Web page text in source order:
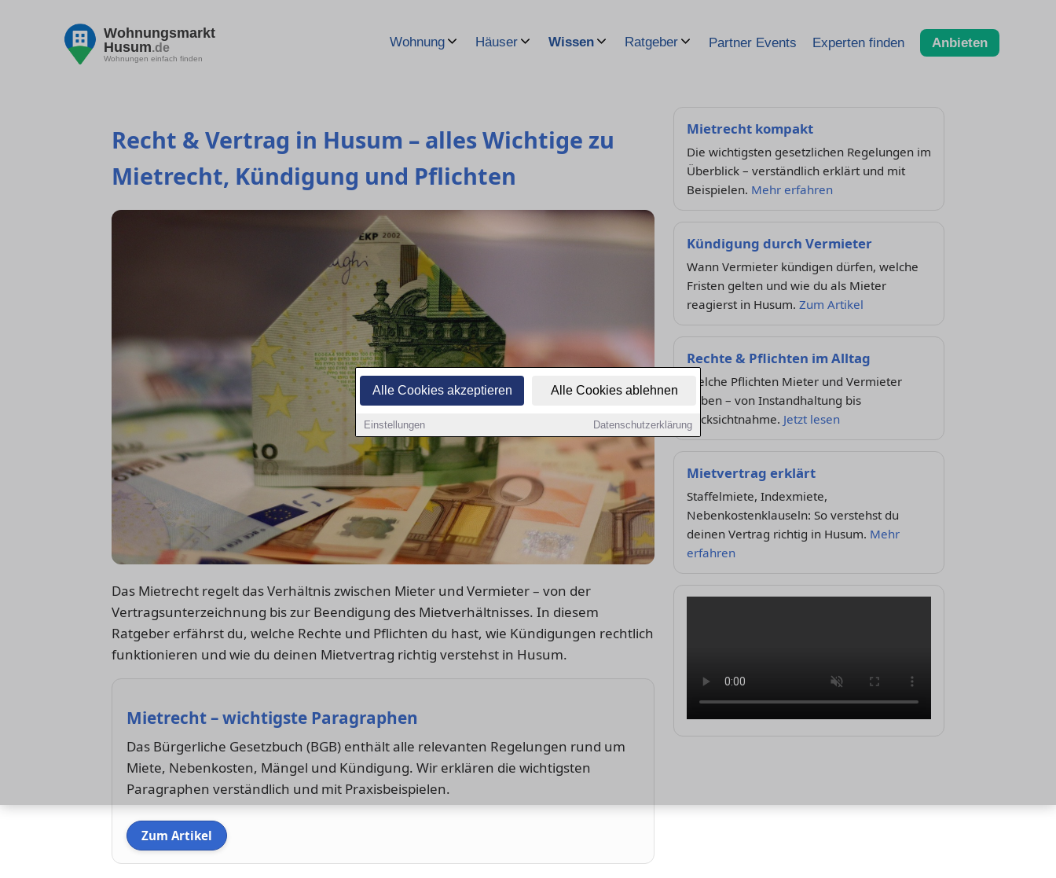
Alle Cookies akzeptieren Alle Cookies ablehnen
Einstellungen Datenschutzerklärung
Wohnungsmarkt
Husum.de
Wohnungen einfach finden
Wohnung Häuser Wissen Ratgeber Partner Events Experten finden Anbieten
Recht & Vertrag in Husum – alles Wichtige zu
Mietrecht, Kündigung und Pflichten
Das Mietrecht regelt das Verhältnis zwischen Mieter und Vermieter – von der
Vertragsunterzeichnung bis zur Beendigung des Mietverhältnisses. In diesem
Ratgeber erfährst du, welche Rechte und Pflichten du hast, wie Kündigungen rechtlich
funktionieren und wie du deinen Mietvertrag richtig verstehst in Husum.
Mietrecht – wichtigste Paragraphen
Das Bürgerliche Gesetzbuch (BGB) enthält alle relevanten Regelungen rund um
Miete, Nebenkosten, Mängel und Kündigung. Wir erklären die wichtigsten
Paragraphen verständlich und mit Praxisbeispielen.
Zum Artikel
Mietrecht kompakt
Die wichtigsten gesetzlichen Regelungen im
Überblick – verständlich erklärt und mit
Beispielen. Mehr erfahren
Kündigung durch Vermieter
Wann Vermieter kündigen dürfen, welche
Fristen gelten und wie du als Mieter
reagierst in Husum. Zum Artikel
Rechte & Pflichten im Alltag
Welche Pflichten Mieter und Vermieter
haben – von Instandhaltung bis
Rücksichtnahme. Jetzt lesen
Mietvertrag erklärt
Staffelmiete, Indexmiete,
Nebenkostenklauseln: So verstehst du
deinen Vertrag richtig in Husum. Mehr
erfahren